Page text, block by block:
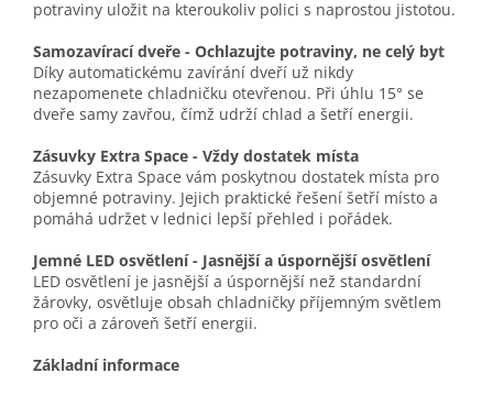
potraviny uložit na kteroukoliv polici s naprostou jistotou.
Samozavírací dveře - Ochlazujte potraviny, ne celý byt
Díky automatickému zavírání dveří už nikdy
nezapomenete chladničku otevřenou. Při úhlu 15° se
dveře samy zavřou, čímž udrží chlad a šetří energii.
Zásuvky Extra Space - Vždy dostatek místa
Zásuvky Extra Space vám poskytnou dostatek místa pro
objemné potraviny. Jejich praktické řešení šetří místo a
pomáhá udržet v lednici lepší přehled i pořádek.
Jemné LED osvětlení - Jasnější a úspornější osvětlení
LED osvětlení je jasnější a úspornější než standardní
žárovky, osvětluje obsah chladničky příjemným světlem
pro oči a zároveň šetří energii.
Základní informace